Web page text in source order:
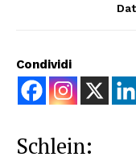
Condividi
Schlein: